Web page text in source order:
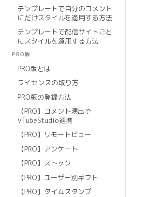
テンプレートで自分のコメント
にだけスタイルを適用する方法
テンプレートで配信サイトごと
にスタイルを適用する方法
PRO版
PRO版とは
ライセンスの取り方
PRO版の登録方法
【PRO】コメント演出で
VTubeStudio連携
【PRO】リモートビュー
【PRO】アンケート
【PRO】ストック
【PRO】ユーザー別ギフト
【PRO】タイムスタンプ